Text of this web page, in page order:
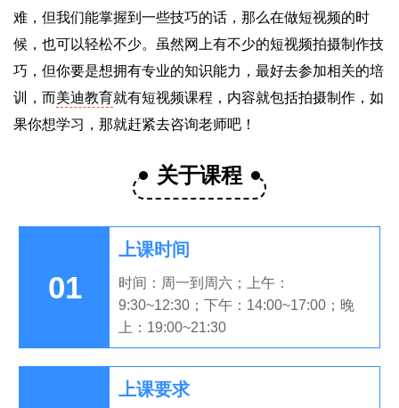
难，但我们能掌握到一些技巧的话，那么在做短视频的时
候，也可以轻松不少。虽然网上有不少的短视频拍摄制作技
巧，但你要是想拥有专业的知识能力，最好去参加相关的培
训，而美迪教育就有短视频课程，内容就包括拍摄制作，如
果你想学习，那就赶紧去咨询老师吧！
关于课程
01
上课时间
时间：周一到周六；上午：
9:30~12:30；下午：14:00~17:00；晚
上：19:00~21:30
上课要求